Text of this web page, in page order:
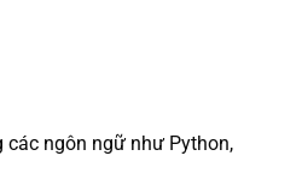
các ngôn ngữ như Python,